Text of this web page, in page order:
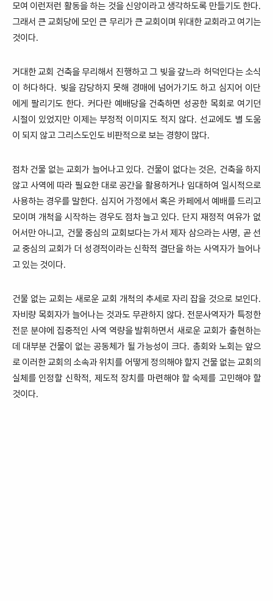
모여 이런저런 활동을 하는 것을 신앙이라고 생각하도록 만들기도 한다.
그래서 큰 교회당에 모인 큰 무리가 큰 교회이며 위대한 교회라고 여기는
것이다.
거대한 교회 건축을 무리해서 진행하고 그 빚을 갚느라 허덕인다는 소식
이 허다하다. 빚을 감당하지 못해 경매에 넘어가기도 하고 심지어 이단
에게 팔리기도 한다. 커다란 예배당을 건축하면 성공한 목회로 여기던
시절이 있었지만 이제는 부정적 이미지도 적지 않다.선교에도 별 도움
이 되지 않고 그리스도인도 비판적으로 보는 경향이 많다.
점차 건물 없는 교회가 늘어나고 있다. 건물이 없다는 것은, 건축을 하지
않고 사역에 따라 필요한 대로 공간을 활용하거나 임대하여 일시적으로
사용하는 경우를 말한다. 심지어 가정에서 혹은 카페에서 예배를 드리고
모이며 개척을 시작하는 경우도 점차 늘고 있다. 단지 재정적 여유가 없
어서만 아니고, 건물 중심의 교회보다는 가서 제자 삼으라는 사명, 곧 선
교 중심의 교회가 더 성경적이라는 신학적 결단을 하는 사역자가 늘어나
고 있는 것이다.
건물 없는 교회는 새로운 교회 개척의 추세로 자리 잡을 것으로 보인다.
자비량 목회자가 늘어나는 것과도 무관하지 않다.전문사역자가 특정한
전문 분야에 집중적인 사역 역량을 발휘하면서 새로운 교회가 출현하는
데 대부분 건물이 없는 공동체가 될 가능성이 크다. 총회와 노회는 앞으
로 이러한 교회의 소속과 위치를 어떻게 정의해야 할지 건물 없는 교회의
실체를 인정할 신학적,제도적 장치를 마련해야 할 숙제를 고민해야 할
것이다.